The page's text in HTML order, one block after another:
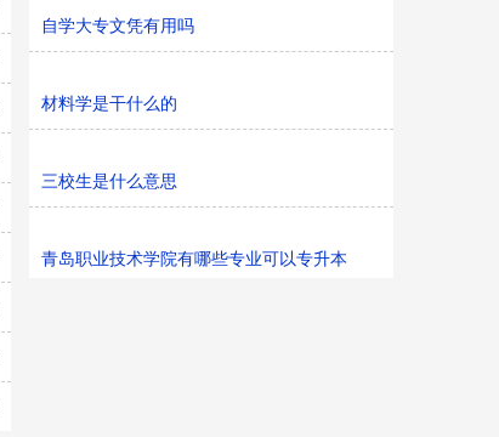
自学大专文凭有用吗
材料学是干什么的
三校生是什么意思
青岛职业技术学院有哪些专业可以专升本